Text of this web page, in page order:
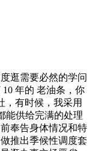
逛需要必然的学问
年的 老油条，你
，有时候，我采用
能供给完满的处理
奉告身体情况和特
推出季候性调度套